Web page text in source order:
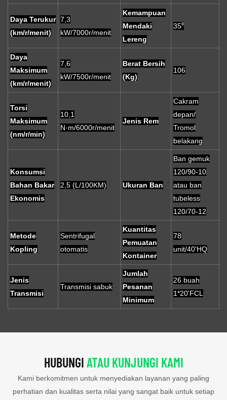
Daya Terukur
(km/r/menit)
7,3
kW/7000r/menit
Kemampuan
Mendaki
Lereng
35⁰
Daya
Maksimum
(km/r/menit)
7,6
kW/7500r/menit
Berat Bersih
(Kg)
106
Torsi
Maksimum
(nm/r/min)
10,1
N·m/6000r/menit
Jenis Rem
Cakram
depan/
Tromol
belakang
Konsumsi
Bahan Bakar
Ekonomis
2,5 (L/100KM) Ukuran Ban
Ban gemuk
120/90-10
atau ban
tubeless
120/70-12
Metode
Kopling
Sentrifugal
otomatis
Kuantitas
Pemuatan
Kontainer
78
unit/40'HQ
Jenis
Transmisi
Transmisi sabuk
Jumlah
Pesanan
Minimum
26 buah
1*20'FCL
HUBUNGIATAU KUNJUNGI KAMI
Kami berkomitmen untuk menyediakan layanan yang paling
perhatian dan kualitas serta nilai yang sangat baik untuk setiap